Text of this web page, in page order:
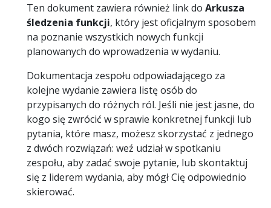
Ten dokument zawiera również link do Arkusza
śledzenia funkcji, który jest oficjalnym sposobem
na poznanie wszystkich nowych funkcji
planowanych do wprowadzenia w wydaniu.
Dokumentacja zespołu odpowiadającego za
kolejne wydanie zawiera listę osób do
przypisanych do różnych ról. Jeśli nie jest jasne, do
kogo się zwrócić w sprawie konkretnej funkcji lub
pytania, które masz, możesz skorzystać z jednego
z dwóch rozwiązań: weź udział w spotkaniu
zespołu, aby zadać swoje pytanie, lub skontaktuj
się z liderem wydania, aby mógł Cię odpowiednio
skierować.